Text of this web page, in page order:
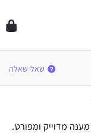
שאל שאלה
מדוייק ומפורט.